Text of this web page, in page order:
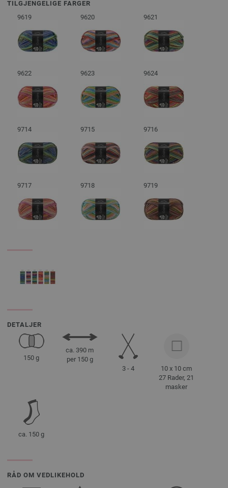
TILGJENGELIGE FARGER
9619
9620 9621
9622 9623 9624
9714 9715 9716
9717 9718 9719
DETALJER
150 g
ca. 390 m
per 150 g
3 - 4
10 x 10 cm
27 Rader, 21
masker
ca. 150 g
RÅD OM VEDLIKEHOLD